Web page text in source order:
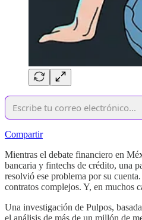
Compartir
Mientras el debate financiero en
bancaria y fintechs de crédito, una
resolvió ese problema por su
contratos complejos. Y, en muchos
Una investigación de Pulpos,
el análisis de más de un millón de